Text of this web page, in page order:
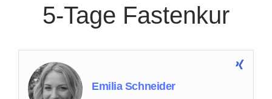
5-Tage Fastenkur
Emilia Schneider